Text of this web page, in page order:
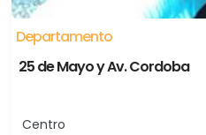
Departamento
25 de Mayo y Av. Cordoba
Centro